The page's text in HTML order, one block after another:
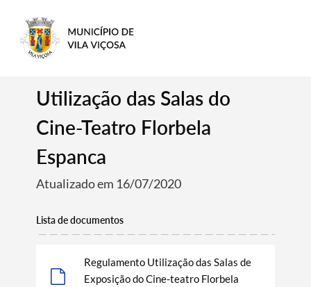
Utilização das Salas do
Cine-Teatro Florbela
Espanca
Atualizado em 16/07/2020
Lista de documentos
Regulamento Utilização das Salas de
Exposição do Cine-teatro Florbela